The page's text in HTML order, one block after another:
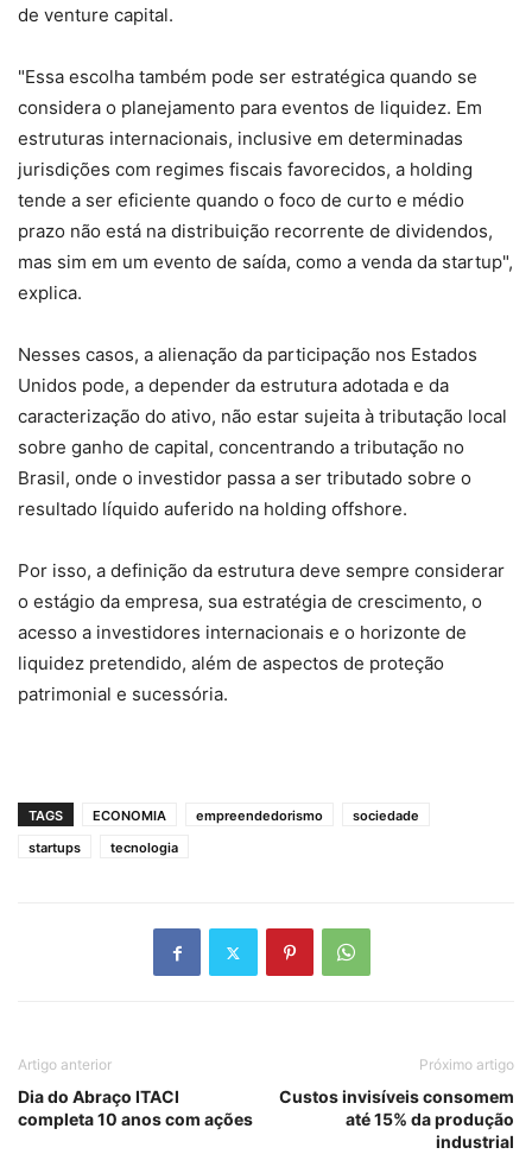
de venture capital.
"Essa escolha também pode ser estratégica quando se
considera o planejamento para eventos de liquidez. Em
estruturas internacionais, inclusive em determinadas
jurisdições com regimes fiscais favorecidos, a holding
tende a ser eficiente quando o foco de curto e médio
prazo não está na distribuição recorrente de dividendos,
mas sim em um evento de saída, como a venda da startup",
explica.
Nesses casos, a alienação da participação nos Estados
Unidos pode, a depender da estrutura adotada e da
caracterização do ativo, não estar sujeita à tributação local
sobre ganho de capital, concentrando a tributação no
Brasil, onde o investidor passa a ser tributado sobre o
resultado líquido auferido na holding offshore.
Por isso, a definição da estrutura deve sempre considerar
o estágio da empresa, sua estratégia de crescimento, o
acesso a investidores internacionais e o horizonte de
liquidez pretendido, além de aspectos de proteção
patrimonial e sucessória.
TAGS ECONOMIA empreendedorismo
sociedade
startups
tecnologia
Artigo anterior
Dia do Abraço ITACI
completa 10 anos com ações
Próximo artigo
Custos invisíveis consomem
até 15% da produção
industrial